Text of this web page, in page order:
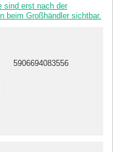
sind erst nach der
beim Großhändler sichtbar.
5906694083556